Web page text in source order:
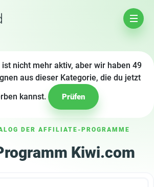
ist nicht mehr aktiv, aber wir haben 49
aus dieser Kategorie, die du jetzt
kannst.
Prüfen
DER AFFILIATE-PROGRAMME
Kiwi.com